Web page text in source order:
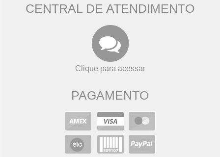
CENTRAL DE ATENDIMENTO
Clique para acessar
PAGAMENTO